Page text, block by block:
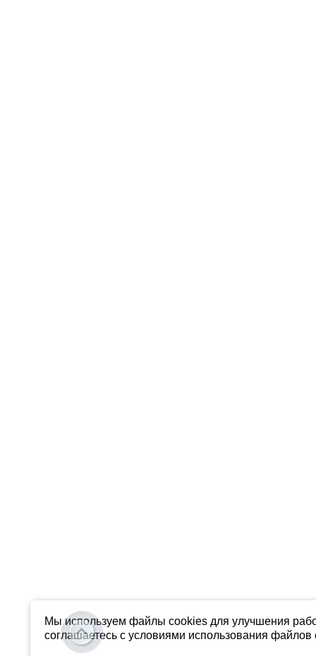
Мы используем файлы cookies для улучшения
соглашаетесь с условиями использования файлов